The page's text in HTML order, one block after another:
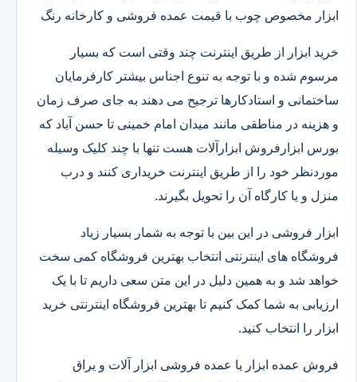
ابزار مخصوص چوب با قیمت عمده فروشی و کارخانه رنگ
خرید ابزار از طریق اینترنت چند وقتی است که بسیار
مرسوم شده و با توجه به تنوع اجناس بیشتر کارفرمایان
ساختمانی و استادکارها ترجیح می دهند به جای صرف زمان
و هزینه در مناطقی مانند میدان امام خمینی تا حسن آباد که
بورس ابزارفروش ابزارآلات هست تنها با چند کلیک وسیله
موردنظر خود را از طریق اینترنت خریداری کنند و درب
منزل و یا کارگاه آن را تحویل بگیرند.
ابزار فروشی در این بین با توجه به شمار بسیار زیاد
فروشگاه های اینترنتی انتخاب بهترین فروشگاه کمی سخت
خواهد شد و به همین دلیل در این متن سعی داریم تا با یک
ارزیابی به شما کمک کنیم تا بهترین فروشگاه اینترنتی خرید
ابزار را انتخاب کنید.
فروش عمده ابزار یا عمده فروشی ابزار آلات و یراق